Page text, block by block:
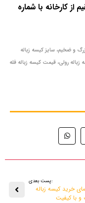
کارخانه با شماره
و ضخیم، سایز کیسه زباله
:پست بعدی
خرید کیسه زباله
و با کیفیت